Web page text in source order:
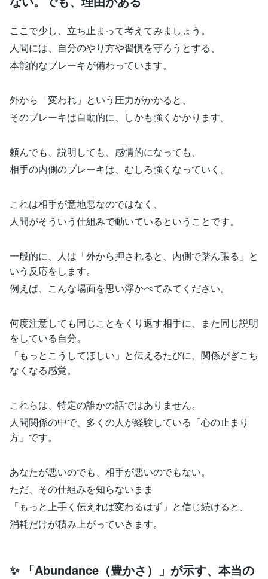
ここで少し、立ち止まって考えてみましょう。
人間には、自分のやり方や習慣を守ろうとする、
本能的なブレーキが備わっています。
外から「変われ」という圧力がかかると、
そのブレーキは自動的に、しかも強くかかります。
頼んでも、説明しても、感情的になっても、
相手の内側のブレーキは、むしろ強くなっていく。
これは相手が意地悪なのではなく、
人間がそういう仕組みで動いているということです。
一般的に、人は「外から押されると、内側で踏ん張る」と
いう反応をします。
例えば、こんな場面を思い浮かべてみてください。
何度注意しても同じことをくり返す相手に、また同じ説明
をしている自分。
「もっとこうしてほしい」と伝えるたびに、関係がぎこち
なくなる感覚。
これらは、特定の誰かの話ではありません。
人間関係の中で、多くの人が経験している「心の止まり
方」です。
あなたが悪いのでも、相手が悪いのでもない。
ただ、その仕組みを知らないまま
「もっと上手く伝えれば変わるはず」と信じ続けると、
消耗だけが積み上がっていきます。
✨ 「Abundance（豊かさ）」が示す、本当の